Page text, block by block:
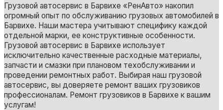
Грузовой автосервис в Барвихе «РенАвто» накопил
огромный опыт по обслуживанию грузовых автомобилей в
Барвихе. Наши мастера учитывают специфику каждой
отдельной марки, ее конструктивные особенности.
Грузовой автосервис в Барвихе использует
исключительно качественные расходные материалы,
запчасти и смазки при плановом техобслуживании и
проведении ремонтных работ. Выбирая наш грузовой
автосервис, вы доверяете ремонт ваших грузовиков
профессионалам. Ремонт грузовиков в Барвихе к вашим
услугам!